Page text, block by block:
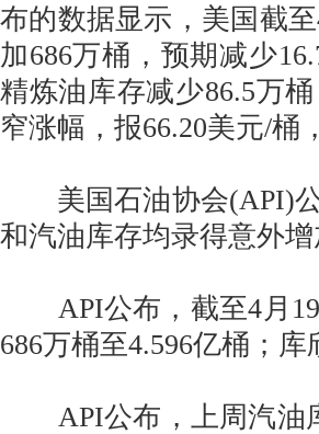
布的数据显示，美国截
加686万桶，预期减少
精炼油库存减少86.5万
窄涨幅，报66.20美元/桶
美国石油协会(API)公
和汽油库存均录得意外
API公布，截至4月19
686万桶至4.596亿桶；
API公布，上周汽油